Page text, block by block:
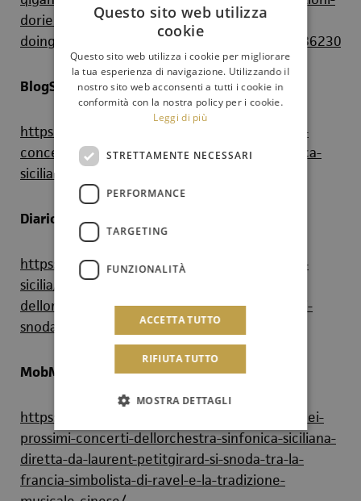
doriente/?
BlogSicilia.it
https://www.blogsicilia.it/palermo/politeama-
concerti-viaggio-ravel-cina-orchestra-sinfonica-
siciliana/1233144/
Diariod'Italia.it
https://www.diarioditalia.it/regioni/regionale-
sicilia/il-programma-della-66esima-stagione-
dellorchestra-sinfonica-siciliana-prosegue-e-si-
snoda-tra-francia-e-cina/
MobMagazine.it
https://www.mobmagazine.it/il-programma-dei-
prossimi-concerti-dellorchestra-sinfonica-siciliana-
diretta-da-laurent-petitgirard-si-snoda-tra-la-
francia-simbolista-di-ravel-e-la-tradizione-
Questo sito web utilizza
cookie
Questo sito web utilizza i cookie per migliorare
la tua esperienza di navigazione. Utilizzando il
nostro sito web acconsenti a tutti i cookie in
conformità con la nostra policy per i cookie.
Leggi di più
STRETTAMENTE NECESSARI
PERFORMANCE
TARGETING
FUNZIONALITÀ
ACCETTA TUTTO
RIFIUTA TUTTO
MOSTRA DETTAGLI